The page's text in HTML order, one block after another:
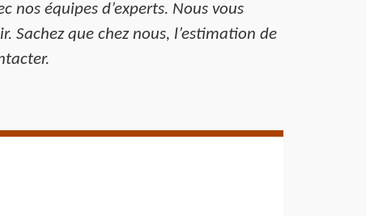
nos équipes d’experts. Nous vous
Sachez que chez nous, l’estimation de